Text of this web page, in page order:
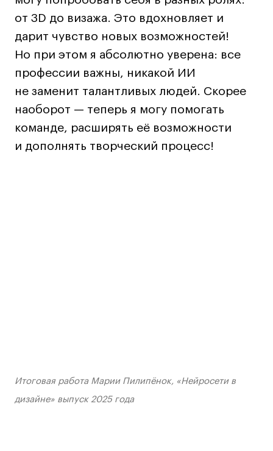
Карьера
Ассоциация выпускников
Центр карьеры
Конкурсы
Участие в выставках
Летние стажировки
Подобрать программу
от 3D до визажа. Это вдохновляет и
дарит чувство новых возможностей!
Но при этом я абсолютно уверена: все
профессии важны, никакой ИИ
не заменит талантливых людей. Скорее
наоборот — теперь я могу помогать
команде, расширять её возможности
и дополнять творческий процесс!
Итоговая работа Марии Пилипёнок, «Нейросети в
дизайне» выпуск 2025 года